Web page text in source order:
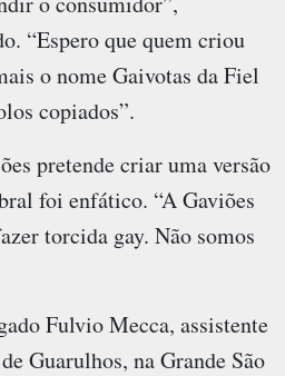
“Espero que quem criou
o nome Gaivotas da Fiel
copiados”.
pretende criar uma versão
foi enfático. “A Gaviões
torcida gay. Não somos
Fulvio Mecca, assistente
Guarulhos, na Grande São